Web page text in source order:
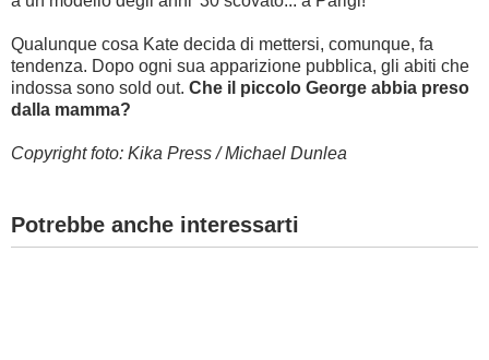
Qualunque cosa Kate decida di mettersi, comunque, fa
tendenza. Dopo ogni sua apparizione pubblica, gli abiti che
indossa sono sold out. Che il piccolo George abbia preso
dalla mamma?
Copyright foto: Kika Press / Michael Dunlea
Potrebbe anche interessarti